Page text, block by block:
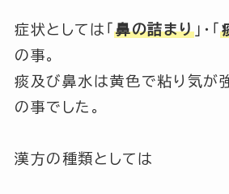
症状としては「鼻の詰まり 」・「
の事。
痰及び鼻水は黄色で粘り気が
の事でした。
漢方の種類としては